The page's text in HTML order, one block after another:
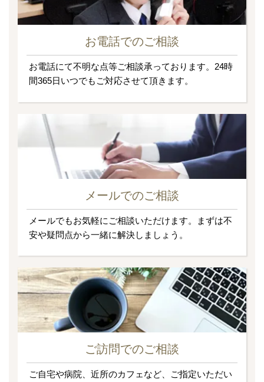
お電話でのご相談
お電話にて不明な点等ご相談承っております。24時
間365日いつでもご対応させて頂きます。
メールでのご相談
メールでもお気軽にご相談いただけます。まずは不
安や疑問点から一緒に解決しましょう。
ご訪問でのご相談
ご自宅や病院、近所のカフェなど、ご指定いただい